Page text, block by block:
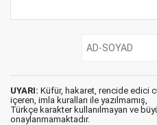
UYARI: Küfür, hakaret, rencide edici
içeren, imla kuralları ile yazılmamış,
Türkçe karakter kullanılmayan ve
onaylanmamaktadır.